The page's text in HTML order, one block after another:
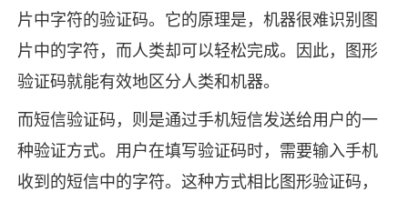
片中字符的验证码。它的原理是，机器很难识别图
片中的字符，而人类却可以轻松完成。因此，图形
验证码就能有效地区分人类和机器。
而短信验证码，则是通过手机短信发送给用户的一
种验证方式。用户在填写验证码时，需要输入手机
收到的短信中的字符。这种方式相比图形验证码，